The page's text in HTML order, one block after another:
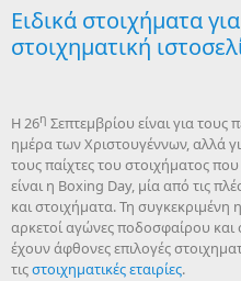
Ειδικά στοιχήματα
στοιχηματική
Η 26η Σεπτεμβρίου είναι για
ημέρα των Χριστουγέννων, αλλά
τους παίχτες του στοιχήματος
είναι η Boxing Day, μία από τις
και στοιχήματα. Τη
αρκετοί αγώνες ποδοσφαίρου και
έχουν άφθονες επιλογές
τιςστοιχηματικές εταιρίες.